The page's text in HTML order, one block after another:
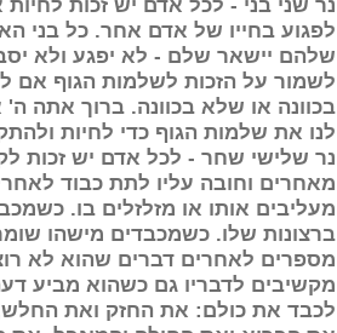
נר שני בני - לכל אדם יש זכות
לפגוע בחייו של אדם אחר. כל בני
שלהם יישאר שלם - לא יפגע ולא
לשמור על הזכות לשלמות הגוף אם
בכוונה או שלא בכוונה. ברוך אתה
לנו את שלמות הגוף כדי לחיות
נר שלישי שחר - לכל אדם יש זכות
מאחרים וחובה עליו לתת כבוד
מעליבים אותו או מזלזלים בו.
ברצונות שלו. כשמכבדים מישהו
מספרים לאחרים דברים שהוא לא
מקשיבים לדבריו גם כשהוא מביע
לכבד את כולם: את החזק ואת